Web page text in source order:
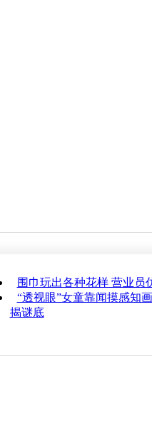
围巾玩出各种花样 营业员
“透视眼”女童靠闻摸感知
揭谜底